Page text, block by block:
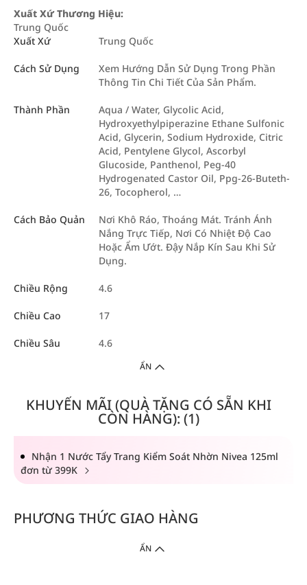
Xuất Xứ Thương Hiệu:
Trung Quốc
Xuất Xứ
Trung Quốc
Cách Sử Dụng
Xem Hướng Dẫn Sử Dụng Trong Phần
Thông Tin Chi Tiết Của Sản Phẩm.
Thành Phần
Aqua / Water, Glycolic Acid,
Hydroxyethylpiperazine Ethane Sulfonic
Acid, Glycerin, Sodium Hydroxide, Citric
Acid, Pentylene Glycol, Ascorbyl
Glucoside, Panthenol, Peg-40
Hydrogenated Castor Oil, Ppg-26-Buteth-
26, Tocopherol, …
Cách Bảo Quản
Nơi Khô Ráo, Thoáng Mát. Tránh Ánh
Nắng Trực Tiếp, Nơi Có Nhiệt Độ Cao
Hoặc Ẩm Ướt. Đậy Nắp Kín Sau Khi Sử
Dụng.
Chiều Rộng 4.6
Chiều Cao 17
Chiều Sâu 4.6
ẨN
KHUYẾN MÃI (QUÀ TẶNG CÓ SẴN KHI
CÒN HÀNG): (1)
Nhận 1 Nước Tẩy Trang Kiểm Soát Nhờn Nivea 125ml
đơn từ 399K
PHƯƠNG THỨC GIAO HÀNG
ẨN